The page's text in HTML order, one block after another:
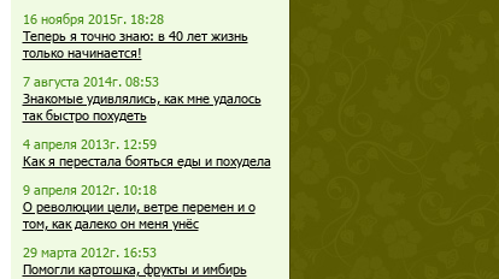
16 ноября 2015г. 18:28
Теперь я точно знаю: в 40 лет жизнь
только начинается!
7 августа 2014г. 08:53
Знакомые удивлялись, как мне удалось
так быстро похудеть
4 апреля 2013г. 12:59
Как я перестала бояться еды и похудела
9 апреля 2012г. 10:18
О революции цели, ветре перемен и о
том, как далеко он меня унёс
29 марта 2012г. 16:53
Помогли картошка, фрукты и имбирь